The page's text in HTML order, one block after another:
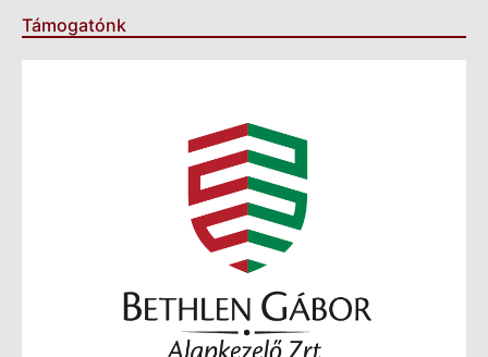
Támogatónk